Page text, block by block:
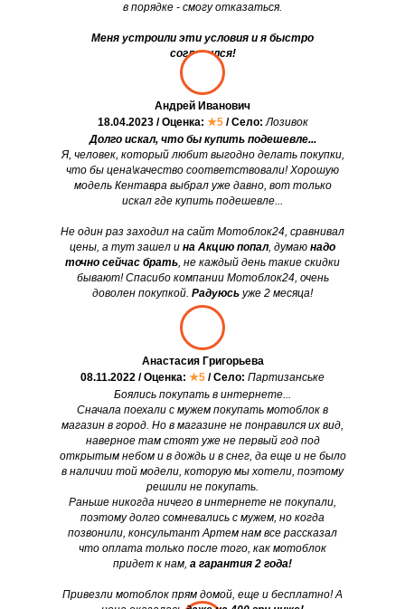
в порядке - смогу отказаться.
Меня устроили эти условия и я быстро
согласился!
Боялись покупать в интернете...
Сначала поехали с мужем покупать мотоблок в
магазин в город. Но в магазине не понравился их вид,
наверное там стоят уже не первый год под
открытым небом и в дождь и в снег, да еще и не было
в наличии той модели, которую мы хотели, поэтому
решили не покупать.
Раньше никогда ничего в интернете не покупали,
поэтому долго сомневались с мужем, но когда
позвонили, консультант Артем нам все рассказал
что оплата только после того, как мотоблок
придет к нам, а гарантия 2 года!
Привезли мотоблок прям домой, еще и бесплатно! А
Анастасия Григорьева
08.11.2022 / Оценка: ★5 / Село: Партизанське
Долго искал, что бы купить подешевле...
Я, человек, который любит выгодно делать покупки,
что бы цена\качество соответствовали! Хорошую
модель Кентавра выбрал уже давно, вот только
искал где купить подешевле...
Не один раз заходил на сайт Мотоблок24, сравнивал
цены, а тут зашел и на Акцию попал, думаю надо
точно сейчас брать, не каждый день такие скидки
бывают! Спасибо компании Мотоблок24, очень
доволен покупкой. Радуюсь уже 2 месяца!
Андрей Иванович
18.04.2023 / Оценка: ★5 / Село: Лозивок